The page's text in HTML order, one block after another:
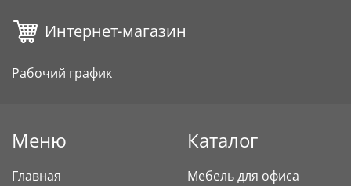
Интернет-магазин
Рабочий график
Меню
Главная
Каталог
Мебель для офиса